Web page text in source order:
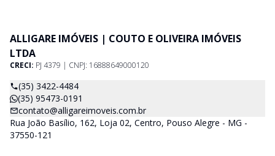
ALLIGARE IMÓVEIS | COUTO E OLIVEIRA IMÓVEIS
LTDA
CRECI: PJ 4379 | CNPJ: 16888649000120
(35) 3422-4484
(35) 95473-0191
contato@alligareimoveis.com.br
Rua João Basílio, 162, Loja 02, Centro, Pouso Alegre - MG -
37550-121